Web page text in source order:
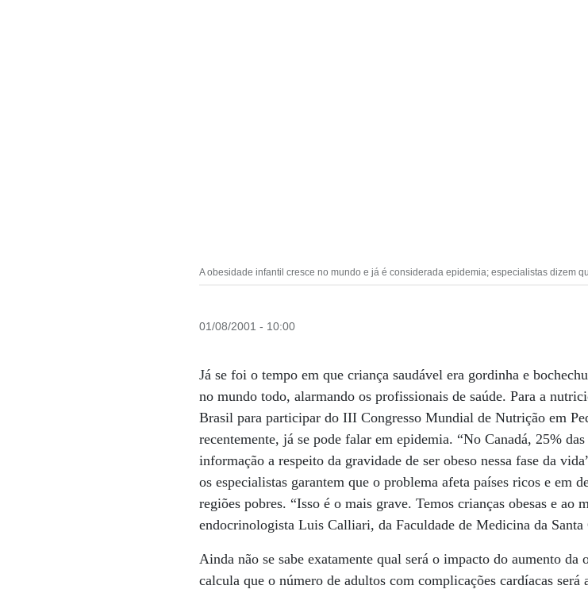
A obesidade infantil cresce no mundo e já é considerada epidemia; especialistas dizem
01/08/2001 - 10:00
Já se foi o tempo em que criança saudável era gordinha e
no mundo todo, alarmando os profissionais de saúde. Para a
Brasil para participar do III Congresso Mundial de Nutrição em
recentemente, já se pode falar em epidemia. “No Canadá, 25%
informação a respeito da gravidade de ser obeso nessa fase da
os especialistas garantem que o problema afeta países ricos e em
regiões pobres. “Isso é o mais grave. Temos crianças obesas e ao
endocrinologista Luis Calliari, da Faculdade de Medicina da Santa
Ainda não se sabe exatamente qual será o impacto do aumento
calcula que o número de adultos com complicações cardíacas